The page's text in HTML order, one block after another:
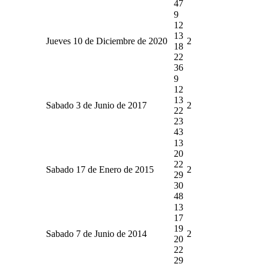
47
Jueves 10 de Diciembre de 2020
9
12
13
18
22
36
2
Sabado 3 de Junio de 2017
9
12
13
22
23
43
2
Sabado 17 de Enero de 2015
13
20
22
29
30
48
2
Sabado 7 de Junio de 2014
13
17
19
20
22
29
2